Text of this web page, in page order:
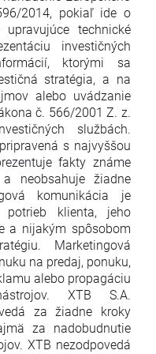
2014, pokiaľ ide o
technické
investičných
ktorými sa
stratégia, a na
alebo uvádzanie
č. 566/2001 Z. z.
službách.
s najvyššou
fakty známe
neobsahuje žiadne
komunikácia je
potrieb klienta, jeho
a nijakým spôsobom
Marketingová
na predaj, ponuku,
alebo propagáciu
XTB S.A.
za žiadne kroky
za nadobudnutie
XTB nezodpovedá